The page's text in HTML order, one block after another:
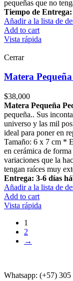
pequeñas que no
Tiempo de
Añadir a la lista de
Add to cart
Vista rápida
Cerrar
Matera
$38,000
Matera Pequeña
pequeña.. Sus
universo y las mil
ideal para poner en
Tamaño: 6 x 7 cm *
en cerámica de
variaciones que la
tengan raíces muy
Entrega: 3-6 días
Añadir a la lista de
Add to cart
Vista rápida
1
2
→
Whatsapp: (+57)